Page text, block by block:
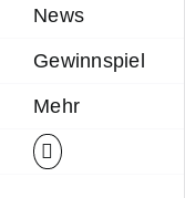
News
Gewinnspiel
Mehr
Action